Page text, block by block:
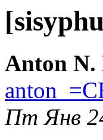
Anton N.
Пт Янв